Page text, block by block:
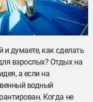
и думаете, как сделать
взрослых? Отдых на
а если на
водный
Когда не